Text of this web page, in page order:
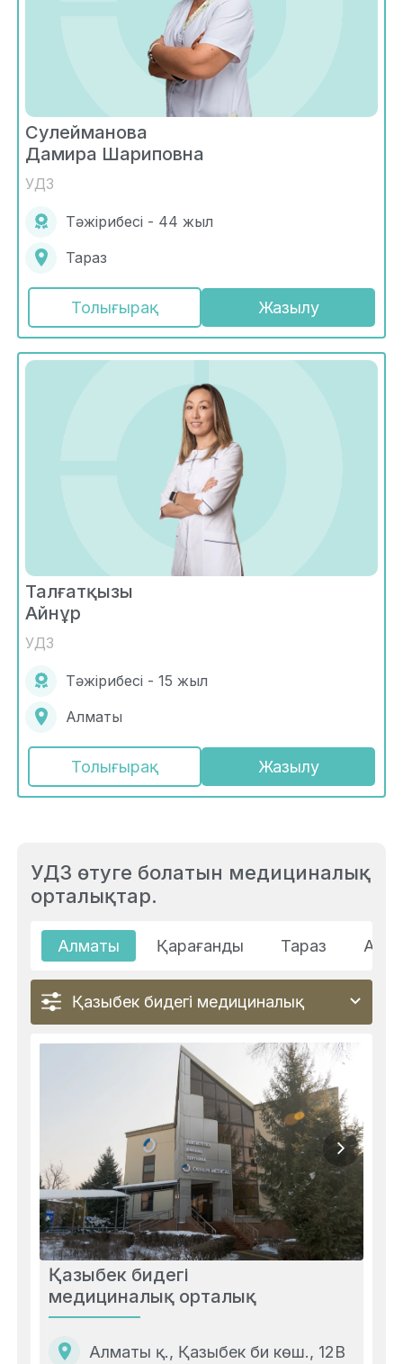
Сулейманова
Дамира Шариповна
УДЗ
Тәжірибесі - 44 жыл
Тараз
Толығырақ Жазылу
Талғатқызы
Айнұр
УДЗ
Тәжірибесі - 15 жыл
Алматы
Толығырақ Жазылу
УДЗ өтуге болатын медициналық
орталықтар.
Алматы Қарағанды Тараз
Қазыбек бидегі медициналық
орталық
Қазыбек бидегі
медициналық орталық
Алматы қ., Қазыбек би көш., 12В